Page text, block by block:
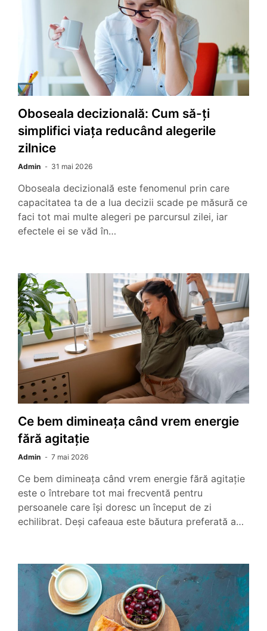
Oboseala decizională: Cum să-ți
simplifici viața reducând alegerile
zilnice
Admin 31 mai 2026
Oboseala decizională este fenomenul prin care
capacitatea ta de a lua decizii scade pe măsură ce
faci tot mai multe alegeri pe parcursul zilei, iar
efectele ei se văd în…
Ce bem dimineața când vrem energie
fără agitație
Admin 7 mai 2026
Ce bem dimineața când vrem energie fără agitație
este o întrebare tot mai frecventă pentru
persoanele care își doresc un început de zi
echilibrat. Deși cafeaua este băutura preferată a…